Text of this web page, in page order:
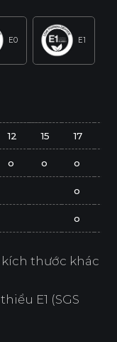
E0 E1
12 15 17
o o o
o
o
thước khác
E1 (SGS